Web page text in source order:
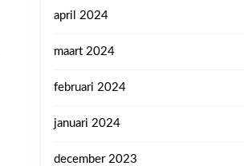
april 2024
maart 2024
februari 2024
januari 2024
december 2023